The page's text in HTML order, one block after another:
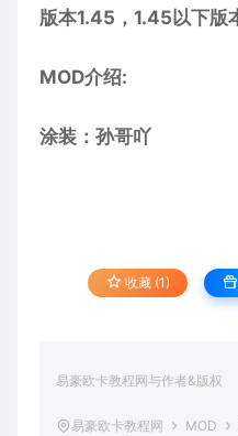
版本1.45，1.45以下版
MOD介绍:
涂装：孙哥吖
收藏 (1)
易豪欧卡教程网与作者&版权
易豪欧卡教程网 MOD